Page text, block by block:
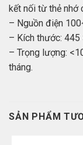
kết nối từ thẻ nhớ
– Nguồn điện
– Kích thước:
– Trọng lượng:
tháng.
SẢN PHẨM